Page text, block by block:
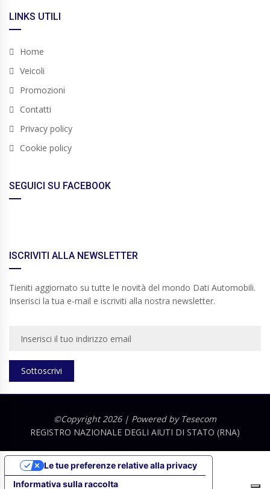
LINKS UTILI
Home
Veicoli
Promozioni
Contatti
Privacy policy
Cookie policy
SEGUICI SU FACEBOOK
ISCRIVITI ALLA NEWSLETTER
Tieniti aggiornato su tutte le novità del mondo Dati Automobili.
Inserisci la tua e-mail e iscriviti alla nostra newsletter.
Sottoscrivi
©Copyright 2026 | Powered by Tesecom
REGISTRO NAZIONALE DEGLI AIUTI DI STATO (RNA)
Informativa sulla raccolta
Le tue preferenze relative alla privacy